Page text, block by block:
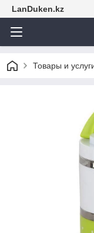
LanDuken.kz
Товары и